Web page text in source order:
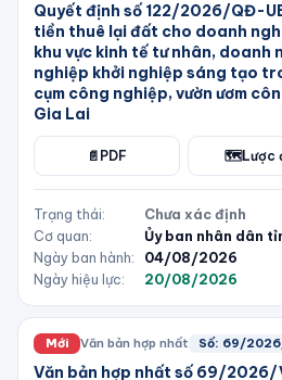
Quyết định số 122/2026/QĐ-
tiền thuê lại đất cho doanh
khu vực kinh tế tư nhân, doanh
nghiệp khởi nghiệp sáng tạo
cụm công nghiệp, vườn ươm
Gia Lai
📄 PDF 🗺️Lược
Trạng thái:
Chưa xác định
Cơ quan:
Ủy ban nhân dân
Ngày ban hành:
04/08/2026
Ngày hiệu lực:
20/08/2026
Mới Văn bản hợp nhất Số: 69/
Văn bản hợp nhất số 69/2026/